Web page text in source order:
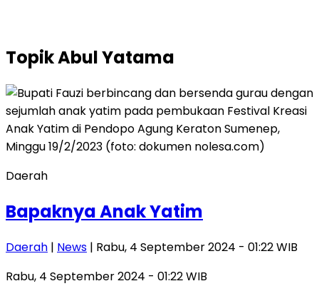
TopikAbul Yatama
Daerah
Bapaknya Anak Yatim
Daerah | News | Rabu, 4 September 2024 - 01:22 WIB
Rabu, 4 September 2024 - 01:22 WIB